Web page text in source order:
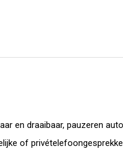
en draaibaar, pauzeren
of